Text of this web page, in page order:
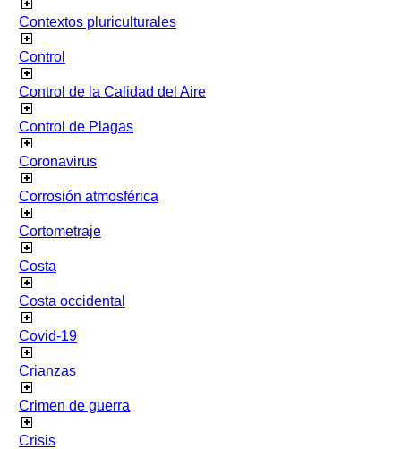
Contextos pluriculturales
Control
Control de la Calidad del Aire
Control de Plagas
Coronavirus
Corrosión atmosférica
Cortometraje
Costa
Costa occidental
Covid-19
Crianzas
Crimen de guerra
Crisis